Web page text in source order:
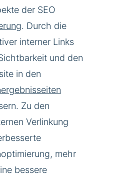
der SEO
. Durch die
interner Links
und den
in den
Zu den
Verlinkung
mehr
bessere